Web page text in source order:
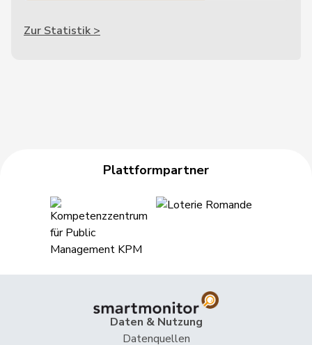
Zur Statistik >
Plattformpartner
Daten & Nutzung
Datenquellen